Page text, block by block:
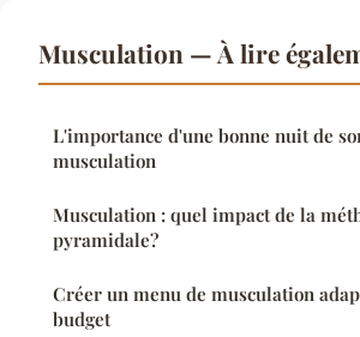
Musculation — À lire
L'importance d'une bonne nuit de
musculation
Musculation : quel impact de la
pyramidale?
Créer un menu de musculation
budget